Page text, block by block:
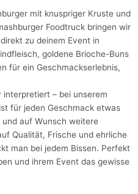
mit knuspriger Kruste und
Foodtruck bringen wir
zu deinem Event in
goldene Brioche-Buns
für ein Geschmackserlebnis,
– bei unserem
für jeden Geschmack etwas
und auf Wunsch weitere
Qualität, Frische und ehrliche
man bei jedem Bissen. Perfekt
und ihrem Event das gewisse